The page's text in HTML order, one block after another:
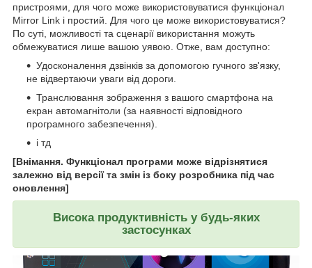
пристроями, для чого може використовуватися функціонал
Mirror Link і простий. Для чого це може використовуватися?
По суті, можливості та сценарії використання можуть
обмежуватися лише вашою уявою. Отже, вам доступно:
Удосконалення дзвінків за допомогою гучного зв'язку,
не відвертаючи уваги від дороги.
Транслювання зображення з вашого смартфона на
екран автомагнітоли (за наявності відповідного
програмного забезпечення).
і тд
[Внімання. Функціонал програми може відрізнятися
залежно від версії та змін із боку розробника під час
оновлення]
Висока продуктивність у будь-яких
застосунках